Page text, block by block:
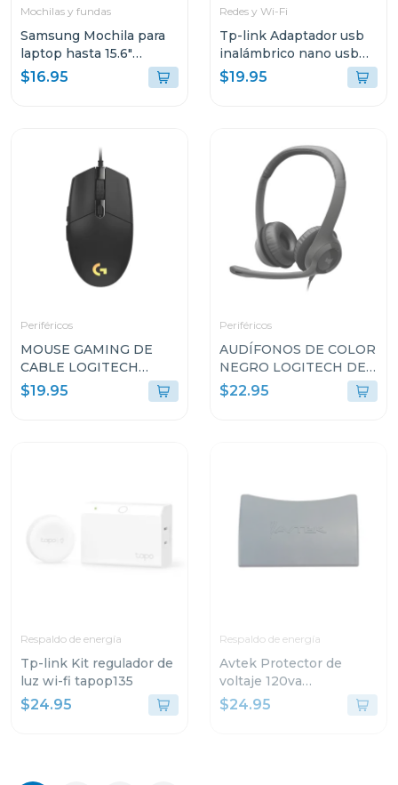
Mochilas y fundas
Samsung Mochila para
laptop hasta 15.6"
aabp2nm
$16.95
Redes y Wi-Fi
Tp-link Adaptador usb
inalámbrico nano usb
de doble banda ac1300
t3u nano
$19.95
Periféricos
MOUSE GAMING DE
CABLE LOGITECH
LYGHTSYNC DE
8000DPI NEGRO G203
$19.95
Periféricos
AUDÍFONOS DE COLOR
NEGRO LOGITECH DE
CABLE USB TIPO-A
CON MICROFONO
$22.95
Respaldo de energía
Tp-link Kit regulador de
luz wi-fi tapop135
$24.95
Respaldo de energía
Avtek Protector de
voltaje 120va
cortacorriente 3 tomas
pte-3t515
$24.95